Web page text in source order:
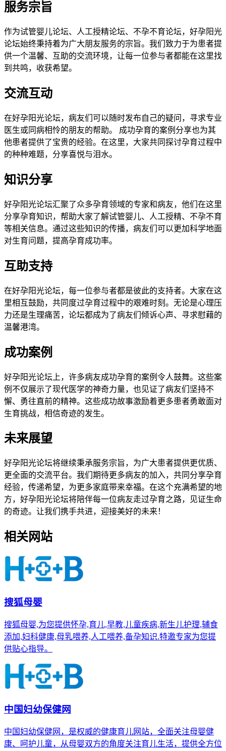
服务宗旨
作为试管婴儿论坛、人工授精论坛、不孕不育论坛，好孕阳光
论坛始终秉持着为广大朋友服务的宗旨。我们致力于为患者提
供一个温馨、互助的交流环境，让每一位参与者都能在这里找
到共鸣，收获希望。
交流互动
在好孕阳光论坛，病友们可以随时发布自己的疑问，寻求专业
医生或同病相怜的朋友的帮助。 成功孕育的案例分享也为其
他患者提供了宝贵的经验。在这里，大家共同探讨孕育过程中
的种种难题，分享喜悦与泪水。
知识分享
好孕阳光论坛汇聚了众多孕育领域的专家和病友，他们在这里
分享孕育知识，帮助大家了解试管婴儿、人工授精、不孕不育
等相关信息。通过这些知识的传播，病友们可以更加科学地面
对生育问题，提高孕育成功率。
互助支持
在好孕阳光论坛，每一位参与者都是彼此的支持者。大家在这
里相互鼓励，共同度过孕育过程中的艰难时刻。无论是心理压
力还是生理痛苦，论坛都成为了病友们倾诉心声、寻求慰藉的
温馨港湾。
成功案例
好孕阳光论坛上，许多病友成功孕育的案例令人鼓舞。这些案
例不仅展示了现代医学的神奇力量，也见证了病友们坚持不
懈、勇往直前的精神。这些成功故事激励着更多患者勇敢面对
生育挑战，相信奇迹的发生。
未来展望
好孕阳光论坛将继续秉承服务宗旨，为广大患者提供更优质、
更全面的交流平台。我们期待更多病友的加入，共同分享孕育
经验，传递希望，为更多家庭带来幸福。在这个充满希望的地
方，好孕阳光论坛将陪伴每一位病友走过孕育之路，见证生命
的奇迹。让我们携手共进，迎接美好的未来！
相关网站
搜狐母婴
搜狐母婴,为您提供怀孕,育儿,早教,儿童疾病,新生儿护理,辅食
添加,妇科健康,母乳喂养,人工喂养,备孕知识.特邀专家为您提
供贴心指导。
中国妇幼保健网
中国妇幼保健网，是权威的健康育儿网站，全面关注母婴健
康、呵护儿童，从母婴双方的角度关注育儿生活，提供全方位